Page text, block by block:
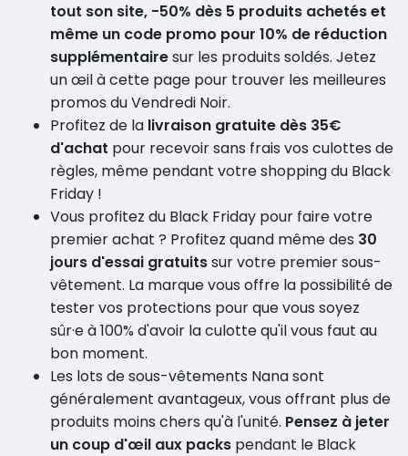
tout son site, -50% dès 5 produits achetés et
même un code promo pour 10% de réduction
supplémentairesur les produits soldés. Jetez
un œil à cette page pour trouver les meilleures
promos du Vendredi Noir.
Profitez de la livraison gratuite dès 35€
d'achat pour recevoir sans frais vos culottes de
règles, même pendant votre shopping du Black
Friday !
Vous profitez du Black Friday pour faire votre
premier achat ? Profitez quand même des 30
jours d'essai gratuitssur votre premier sous-
vêtement. La marque vous offre la possibilité de
tester vos protections pour que vous soyez
sûr·e à 100% d'avoir la culotte qu'il vous faut au
bon moment.
Les lots de sous-vêtements Nana sont
généralement avantageux, vous offrant plus de
produits moins chers qu'à l'unité. Pensez à jeter
un coup d'œil aux packs pendant le Black